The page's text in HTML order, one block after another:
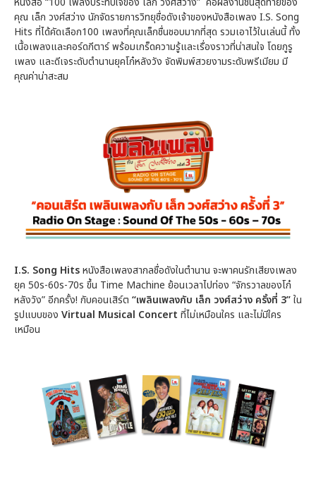
คุณ เล็ก วงศ์สว่าง นักจัดรายการวิทยุชื่อดังเจ้าของหนังสือเพลง I.S. Song
Hits ที่ได้คัดเลือก100 เพลงที่คุณเล็กชื่นชอบมากที่สุด รวมเอาไว้ในเล่นนี้ ทั้ง
เนื้อเพลงและคอร์ดกีตาร์ พร้อมเกร็ดความรู้และเรื่องราวที่น่าสนใจ โดยกูรู
เพลง และดีเจระดับตำนานยุคโก๋หลังวัง จัดพิมพ์สวยงามระดับพรีเมียม มี
คุณค่าน่าสะสม
I.S. Song Hitsหนังสือเพลงสากลชื่อดังในตำนาน จะพาคนรักเสียงเพลง
ยุค 50s-60s-70s ขึ้น Time Machine ย้อนเวลาไปท่อง “จักรวาลของโก๋
หลังวัง” อีกครั้ง! กับคอนเสิร์ต “เพลินเพลงกับ เล็ก วงศ์สว่าง ครั้งที่ 3”ใน
รูปแบบของ Virtual Musical Concert ที่ไม่เหมือนใคร และไม่มีใคร
เหมือน